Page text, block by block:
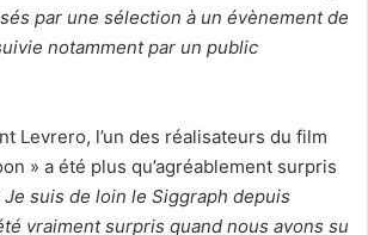
par une sélection à un évènement de
notamment par un public
Levrero, l’un des réalisateurs du film
» a été plus qu’agréablement surpris
Je suis de loin le Siggraph depuis
vraiment surpris quand nous avons su